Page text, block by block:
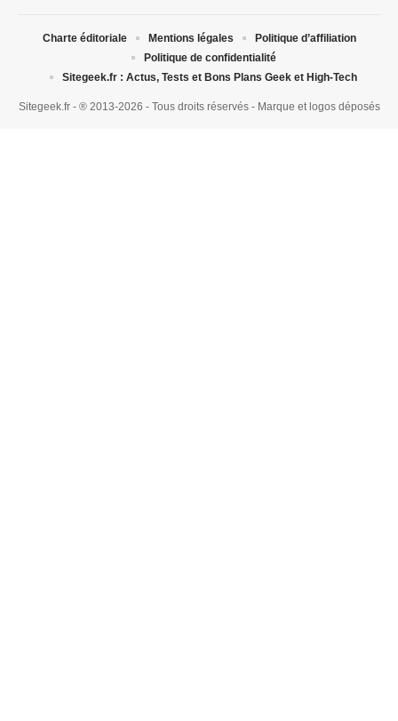
Sitegeek.fr - ® 2013-2026 - Tous droits réservés - Marque et logos déposés
Charte éditoriale Mentions légales
Politique d’affiliation
Politique de confidentialité
Sitegeek.fr : Actus, Tests et Bons Plans Geek et High-Tech